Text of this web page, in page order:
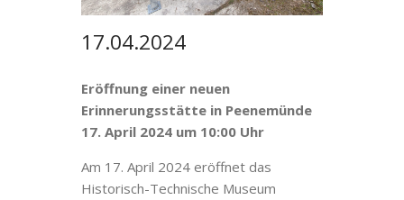
17.04.2024
Eröffnung einer neuen
Erinnerungsstätte in Peenemünde
17. April 2024 um 10:00 Uhr
Am 17. April 2024 eröffnet das
Historisch-Technische Museum